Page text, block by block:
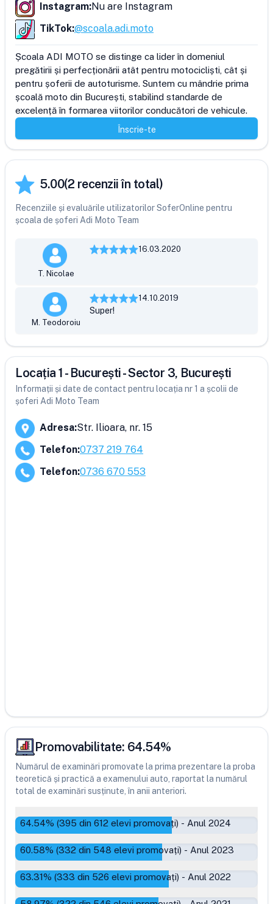
Instagram:Nu are Instagram
TikTok:@scoala.adi.moto
Școala ADI MOTO se distinge ca lider în domeniul
pregătirii și perfecționării atât pentru motocicliști, cât și
pentru șoferii de autoturisme. Suntem cu mândrie prima
școală moto din București, stabilind standarde de
excelență în formarea viitorilor conducători de vehicule.
Înscrie-te
5.00(2 recenzii în total)
Recenziile și evaluările utilizatorilor SoferOnline pentru
școala de șoferi Adi Moto Team
T. Nicolae
16.03.2020
M. Teodoroiu
14.10.2019
Super!
Locația 1 - București - Sector 3, București
Informații și date de contact pentru locația nr 1 a școlii de
șoferi Adi Moto Team
Adresa:Str. Ilioara, nr. 15
Telefon:0737 219 764
Telefon:0736 670 553
Promovabilitate: 64.54%
Numărul de examinări promovate la prima prezentare la proba
teoretică și practică a examenului auto, raportat la numărul
total de examinări susținute, în anii anteriori.
64.54% (395 din 612 elevi promovați) - Anul 2024
60.58% (332 din 548 elevi promovați) - Anul 2023
63.31% (333 din 526 elevi promovați) - Anul 2022